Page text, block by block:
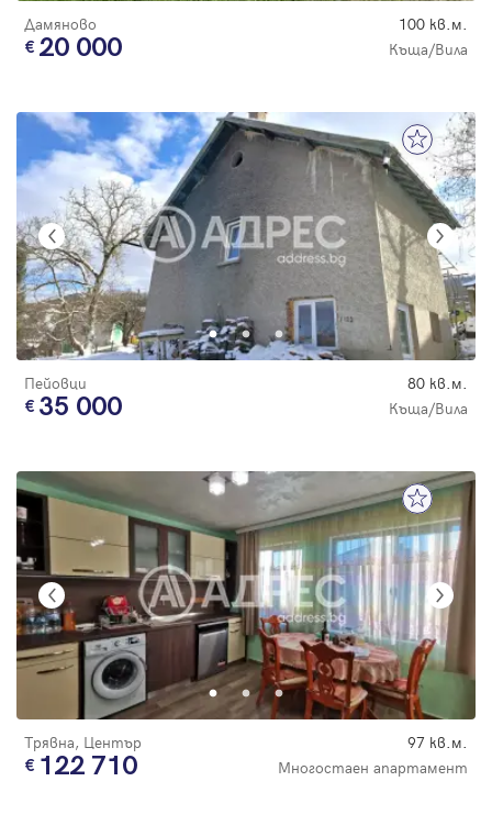
Дамяново 100 кв.м.
20 000 Къща/Вила
Пейовци 80 кв.м.
35 000 Къща/Вила
Трявна, Център 97 кв.м.
122 710 Многостаен апартамент